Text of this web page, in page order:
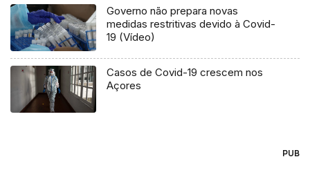
Governo não prepara novas
medidas restritivas devido à Covid-
19 (Vídeo)
Casos de Covid-19 crescem nos
Açores
PUB